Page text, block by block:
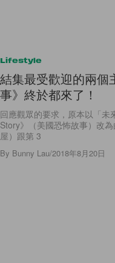
Lifestyle
結集最受歡迎的兩個
事》終於都來了！
回應觀眾的要求，原本以「
Story》（美國恐怖故事）改
屋）跟第 3
By Bunny Lau/2018年8月20日